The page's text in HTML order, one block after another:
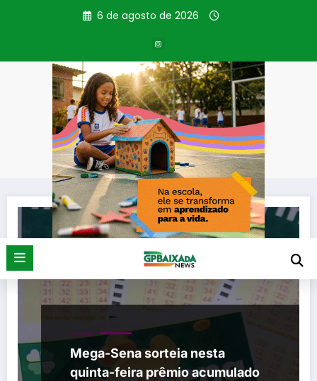
6 de agosto de 2026
Tag: concurso 2.989
Página inicial concurso 2.989
LOTERIA
Mega-Sena sorteia nesta
quinta-feira prêmio acumulado